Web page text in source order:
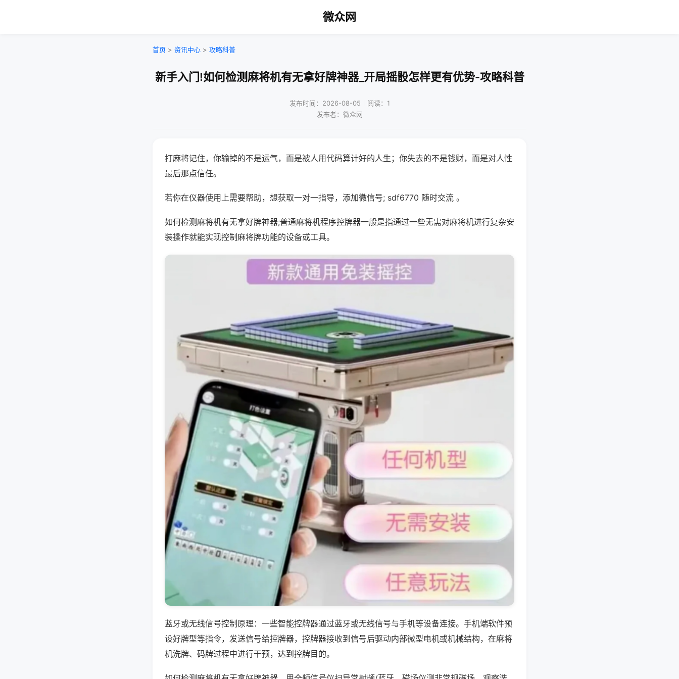
微众网
首页 > 资讯中心 > 攻略科普
新手入门!如何检测麻将机有无拿好牌神器_开局摇骰怎样更有优势-攻略科普
发布时间：2026-08-05｜阅读：1
发布者：微众网
打麻将记住，你输掉的不是运气，而是被人用代码算计好的人生；你失去的不是钱财，而是对人性
最后那点信任。
若你在仪器使用上需要帮助，想获取一对一指导，添加微信号; sdf6770 随时交流 。
如何检测麻将机有无拿好牌神器;普通麻将机程序控牌器一般是指通过一些无需对麻将机进行复杂安
装操作就能实现控制麻将牌功能的设备或工具。
蓝牙或无线信号控制原理：一些智能控牌器通过蓝牙或无线信号与手机等设备连接。手机端软件预
设好牌型等指令，发送信号给控牌器，控牌器接收到信号后驱动内部微型电机或机械结构，在麻将
机洗牌、码牌过程中进行干预，达到控牌目的。